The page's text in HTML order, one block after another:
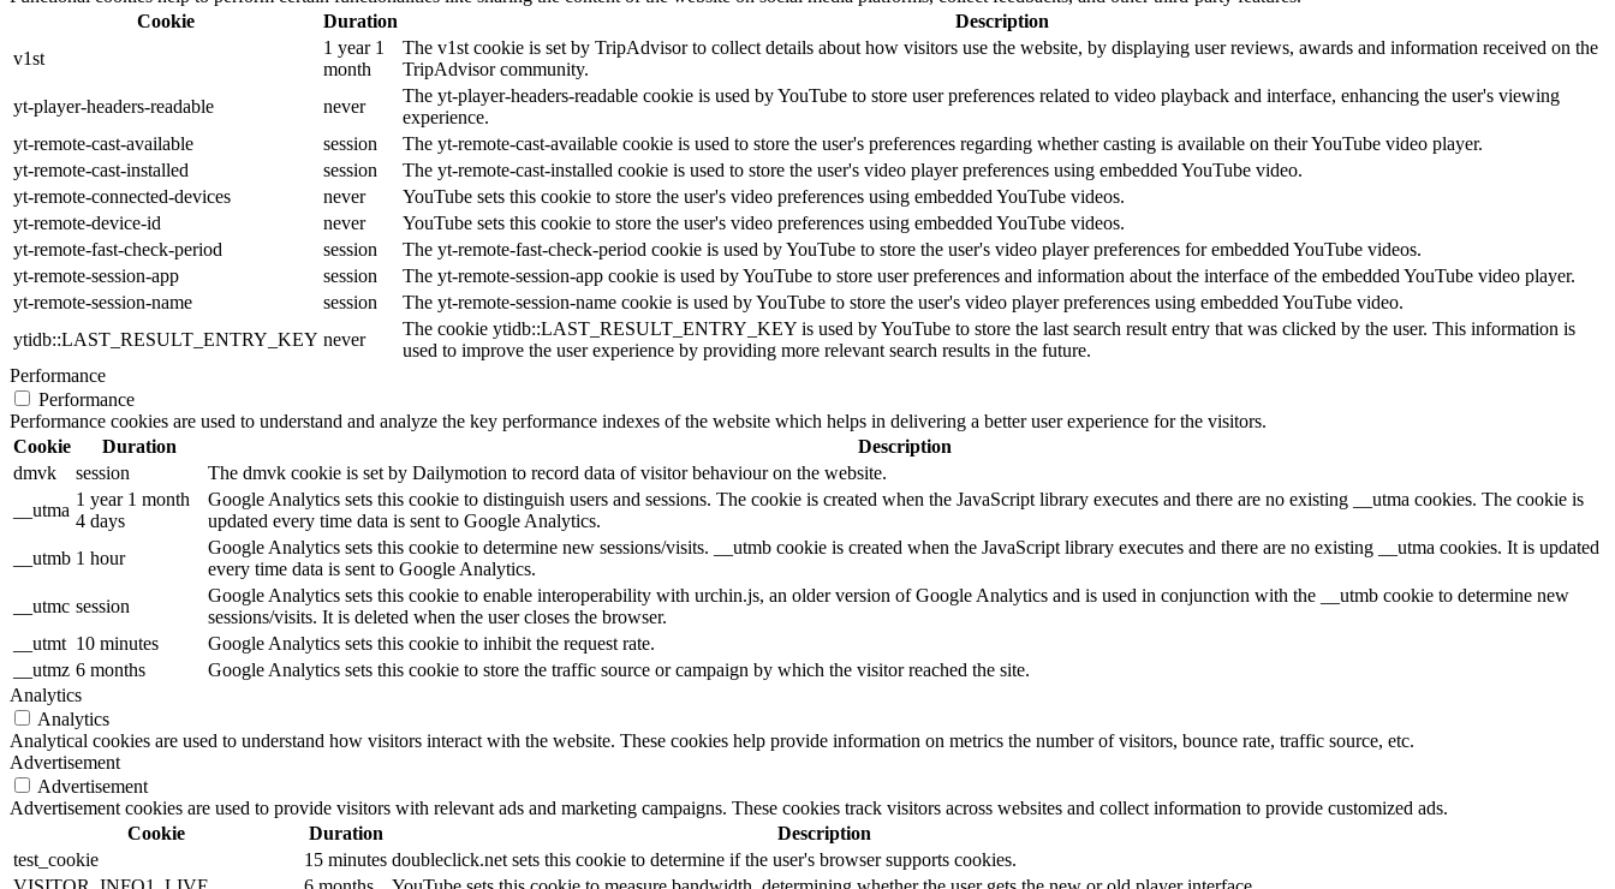
Cookie
Duration
Description
v1st
1 year 1
month
The v1st cookie is set by TripAdvisor to collect details about how visitors use the website, by displaying user reviews, awards and information received on the
TripAdvisor community.
yt-player-headers-readable
never
The yt-player-headers-readable cookie is used by YouTube to store user preferences related to video playback and interface, enhancing the user's viewing
experience.
yt-remote-cast-available
session
The yt-remote-cast-available cookie is used to store the user's preferences regarding whether casting is available on their YouTube video player.
yt-remote-cast-installed
session
The yt-remote-cast-installed cookie is used to store the user's video player preferences using embedded YouTube video.
yt-remote-connected-devices
never
YouTube sets this cookie to store the user's video preferences using embedded YouTube videos.
yt-remote-device-id
never
YouTube sets this cookie to store the user's video preferences using embedded YouTube videos.
yt-remote-fast-check-period
session
The yt-remote-fast-check-period cookie is used by YouTube to store the user's video player preferences for embedded YouTube videos.
yt-remote-session-app
session
The yt-remote-session-app cookie is used by YouTube to store user preferences and information about the interface of the embedded YouTube video player.
yt-remote-session-name
session
The yt-remote-session-name cookie is used by YouTube to store the user's video player preferences using embedded YouTube video.
ytidb::LAST_RESULT_ENTRY_KEY never
The cookie ytidb::LAST_RESULT_ENTRY_KEY is used by YouTube to store the last search result entry that was clicked by the user. This information is
used to improve the user experience by providing more relevant search results in the future.
Performance
Performance
Performance cookies are used to understand and analyze the key performance indexes of the website which helps in delivering a better user experience for the visitors.
Cookie
Duration
Description
dmvk
session
The dmvk cookie is set by Dailymotion to record data of visitor behaviour on the website.
__utma
1 year 1 month
4 days
Google Analytics sets this cookie to distinguish users and sessions. The cookie is created when the JavaScript library executes and there are no existing __utma cookies. The cookie is
updated every time data is sent to Google Analytics.
__utmb 1 hour
Google Analytics sets this cookie to determine new sessions/visits. __utmb cookie is created when the JavaScript library executes and there are no existing __utma cookies. It is updated
every time data is sent to Google Analytics.
__utmc session
Google Analytics sets this cookie to enable interoperability with urchin.js, an older version of Google Analytics and is used in conjunction with the __utmb cookie to determine new
sessions/visits. It is deleted when the user closes the browser.
__utmt 10 minutes
Google Analytics sets this cookie to inhibit the request rate.
__utmz 6 months
Google Analytics sets this cookie to store the traffic source or campaign by which the visitor reached the site.
Analytics
Analytics
Analytical cookies are used to understand how visitors interact with the website. These cookies help provide information on metrics the number of visitors, bounce rate, traffic source, etc.
Advertisement
Advertisement
Advertisement cookies are used to provide visitors with relevant ads and marketing campaigns. These cookies track visitors across websites and collect information to provide customized ads.
Cookie
Duration
Description
test_cookie
15 minutes doubleclick.net sets this cookie to determine if the user's browser supports cookies.